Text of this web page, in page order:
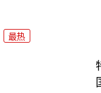
最热